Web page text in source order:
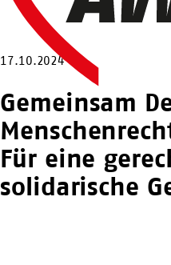
17.10.2024
Gemeinsam
Für eine
solidarische